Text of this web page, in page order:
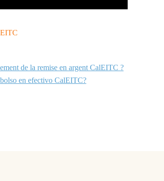
de la remise en argent CalEITC ?
en efectivo CalEITC?